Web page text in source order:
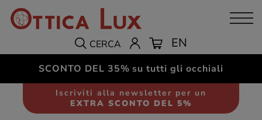
CERCA EN
SCONTO DEL 35% su tutti gli occhiali
Iscriviti alla newsletter per un
EXTRA SCONTO DEL 5%
Occhiali da vista Unisex